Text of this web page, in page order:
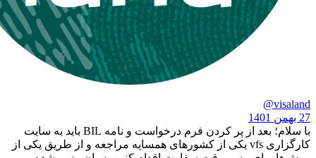
با سلام؛ بعد از پر کردن فرم درخواست و نامه BIL باید به سایت
کارگزاری vfs یکی از کشور‌های همسایه مراجعه و از طریق یکی از